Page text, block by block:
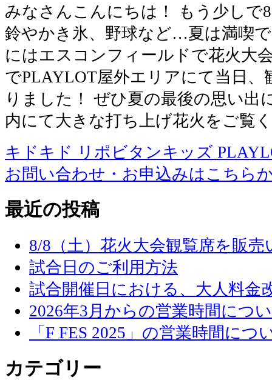
みなさんこんにちは！ もう少しで
鈴やかき氷、野球など…夏は満喫
にはエスコンフィールドで花火大
でPLAYLOT屋外エリアにて当日
りました！ ぜひ夏の最後の思い出
内にて大きな打ち上げ花火をご覧
キドキド リポビタンキッズ
お問い合わせ・お申込みはこちら
最近の投稿
8/8（土）花火大会観覧席を販
試合日のご利用方法
試合開催日における、大人料金
2026年3月からの営業時間につ
「F FES 2025」の営業時間につ
カテゴリー